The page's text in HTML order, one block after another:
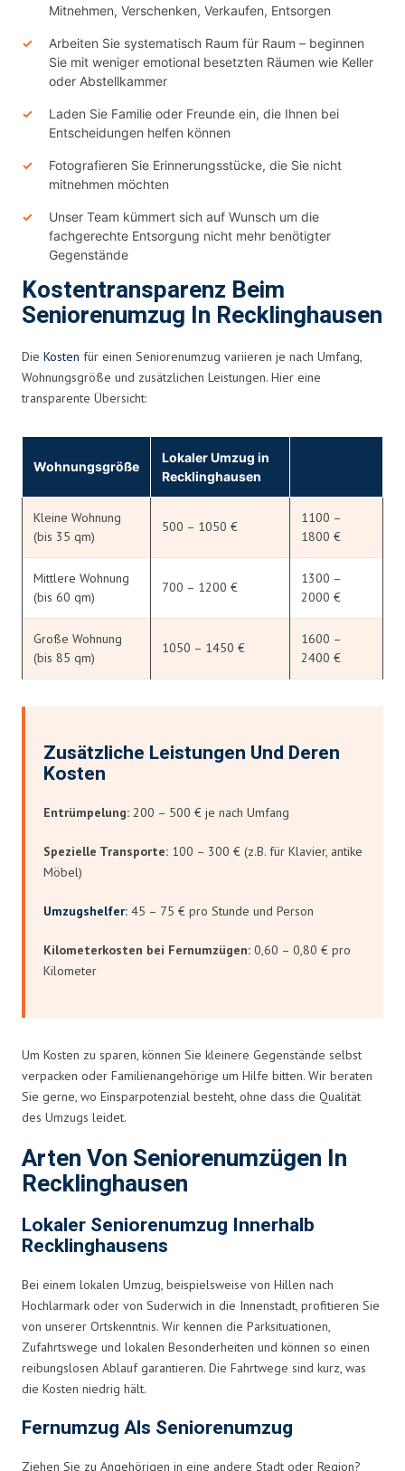
Mitnehmen, Verschenken, Verkaufen, Entsorgen
Arbeiten Sie systematisch Raum für Raum – beginnen
Sie mit weniger emotional besetzten Räumen wie Keller
oder Abstellkammer
Laden Sie Familie oder Freunde ein, die Ihnen bei
Entscheidungen helfen können
Fotografieren Sie Erinnerungsstücke, die Sie nicht
mitnehmen möchten
Unser Team kümmert sich auf Wunsch um die
fachgerechte Entsorgung nicht mehr benötigter
Gegenstände
Kostentransparenz Beim
Seniorenumzug In Recklinghausen
Die Kosten für einen Seniorenumzug variieren je nach Umfang,
Wohnungsgröße und zusätzlichen Leistungen. Hier eine
transparente Übersicht:
Wohnungsgröße
Lokaler Umzug in
Recklinghausen
Kleine Wohnung
(bis 35 qm)
500 – 1050 €
1100 –
1800 €
Mittlere Wohnung
(bis 60 qm)
700 – 1200 €
1300 –
2000 €
Große Wohnung
(bis 85 qm)
1050 – 1450 €
1600 –
2400 €
Zusätzliche Leistungen Und Deren
Kosten
Entrümpelung: 200 – 500 € je nach Umfang
Spezielle Transporte: 100 – 300 € (z.B. für Klavier, antike
Möbel)
Umzugshelfer: 45 – 75 € pro Stunde und Person
Kilometerkosten bei Fernumzügen: 0,60 – 0,80 € pro
Kilometer
Um Kosten zu sparen, können Sie kleinere Gegenstände selbst
verpacken oder Familienangehörige um Hilfe bitten. Wir beraten
Sie gerne, wo Einsparpotenzial besteht, ohne dass die Qualität
des Umzugs leidet.
Arten Von Seniorenumzügen In
Recklinghausen
Lokaler Seniorenumzug Innerhalb
Recklinghausens
Bei einem lokalen Umzug, beispielsweise von Hillen nach
Hochlarmark oder von Suderwich in die Innenstadt, profitieren Sie
von unserer Ortskenntnis. Wir kennen die Parksituationen,
Zufahrtswege und lokalen Besonderheiten und können so einen
reibungslosen Ablauf garantieren. Die Fahrtwege sind kurz, was
die Kosten niedrig hält.
Fernumzug Als Seniorenumzug
Ziehen Sie zu Angehörigen in eine andere Stadt oder Region?